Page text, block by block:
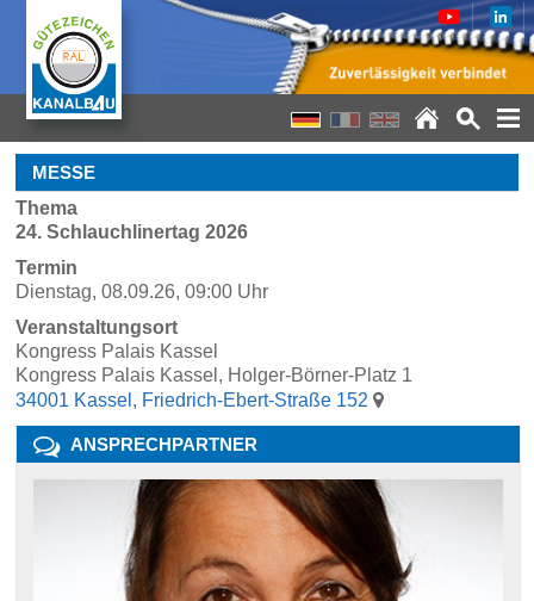
MESSE
Thema
24. Schlauchlinertag 2026
Termin
Dienstag, 08.09.26, 09:00 Uhr
Veranstaltungsort
Kongress Palais Kassel
Kongress Palais Kassel, Holger-Börner-Platz 1
34001 Kassel, Friedrich-Ebert-Straße 152
ANSPRECHPARTNER